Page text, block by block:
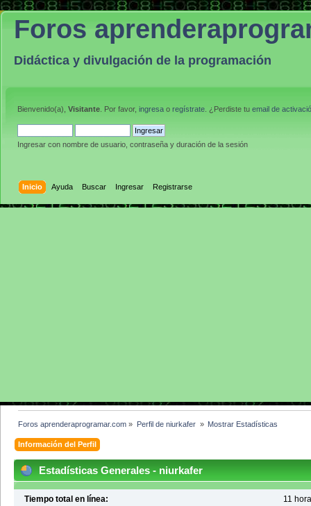
Foros
Didáctica y divulgación de la programación
Bienvenido(a), Visitante . Por favor, ingresa o regístrate . ¿Perdiste tu email de
Ingresar con nombre de usuario, contraseña y duración de la sesión
Inicio Ayuda Buscar Ingresar Registrarse
Foros aprenderaprogramar.com » Perfil de niurkafer » Mostrar Estadísticas
Información del Perfil
Estadísticas Generales - niurkafer
Tiempo total en línea:
11